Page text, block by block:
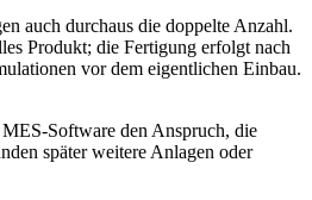
auch durchaus die doppelte Anzahl.
Produkt; die Fertigung erfolgt nach
vor dem eigentlichen Einbau.
Software den Anspruch, die
später weitere Anlagen oder